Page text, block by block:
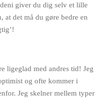
giver du dig selv et lille
at det må du gøre bedre en
ligeglad med andres tid! Jeg
og ofte kommer i
Jeg skelner mellem typer